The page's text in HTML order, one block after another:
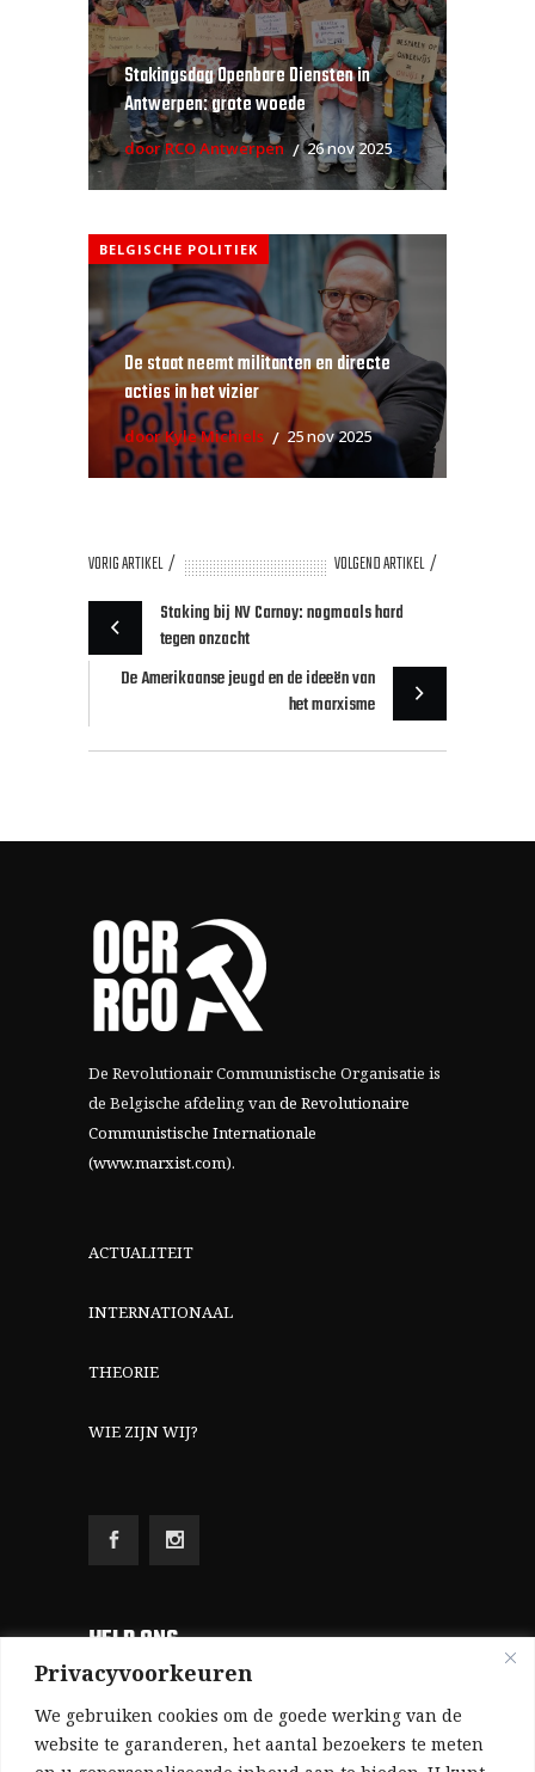
Privacyvoorkeuren
We gebruiken cookies om de goede werking van de
website te garanderen, het aantal bezoekers te meten
Stakingsdag Openbare Diensten in
Antwerpen: grote woede
door RCO Antwerpen 26 nov 2025
BELGISCHE POLITIEK
De staat neemt militanten en directe
acties in het vizier
door Kyle Michiels 25 nov 2025
VORIG ARTIKEL
VOLGEND ARTIKEL
Staking bij NV Carnoy: nogmaals hard
tegen onzacht
De Amerikaanse jeugd en de ideeën van
het marxisme
De Revolutionair Communistische Organisatie is
de Belgische afdeling vande Revolutionaire
Communistische Internationale
(www.marxist.com).
ACTUALITEIT
INTERNATIONAAL
THEORIE
WIE ZIJN WIJ?
HELP ONS
Aangezien we volledig zelf gefinancierd zijn
(zonder subsidies, zonder commerciële